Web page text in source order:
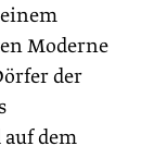
Moderne
der
dem